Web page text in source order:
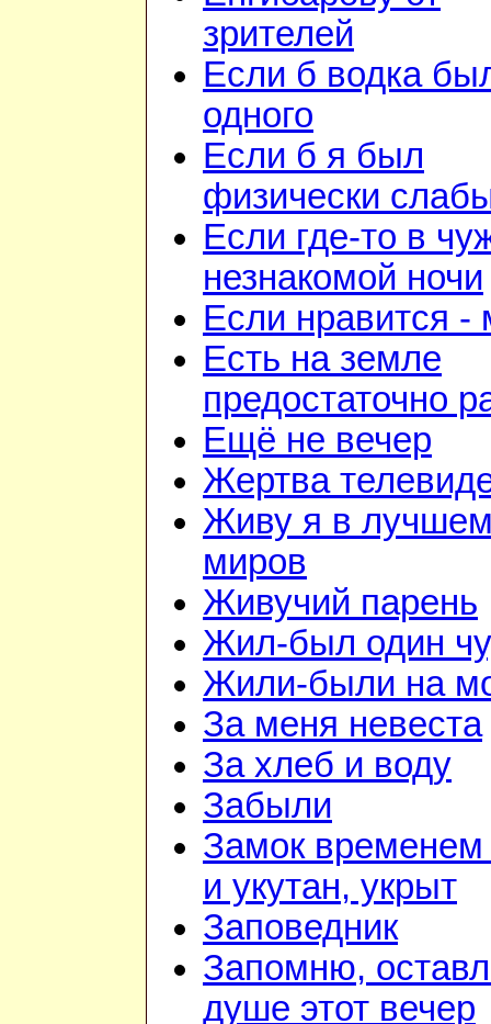
зрителей
Если б водка
одного
Если б я был
физически
Если где-то в
незнакомой ночи
Если нравится -
Есть на земле
предостаточно
Ещё не вечер
Жертва
Живу я в
миров
Живучий парень
Жил-был один
Жили-были на
За меня невеста
За хлеб и воду
Забыли
Замок временем
и укутан, укрыт
Заповедник
Запомню,
душе этот вечер